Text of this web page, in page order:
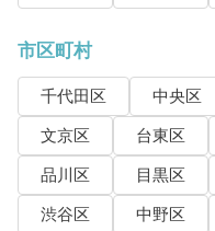
市区町村
千代田区 中央区
文京区
台東区
品川区
目黒区
渋谷区
中野区